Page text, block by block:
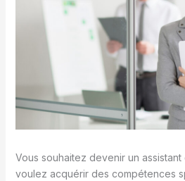
Vous souhaitez devenir un assistant
voulez acquérir des compétences